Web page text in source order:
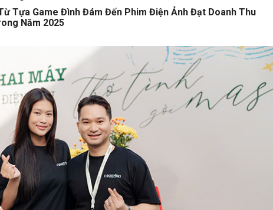
Tựa Game Đình Đám Đến Phim Điện Ảnh Đạt Doanh Thu
Năm 2025